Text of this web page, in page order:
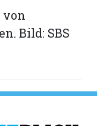
von
Bild: SBS